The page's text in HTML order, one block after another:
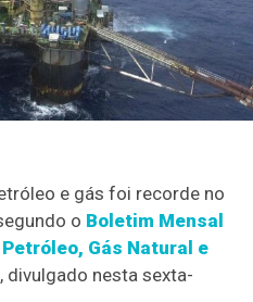
e gás foi recorde no
o Boletim Mensal
Gás Natural e
, divulgado nesta sexta-